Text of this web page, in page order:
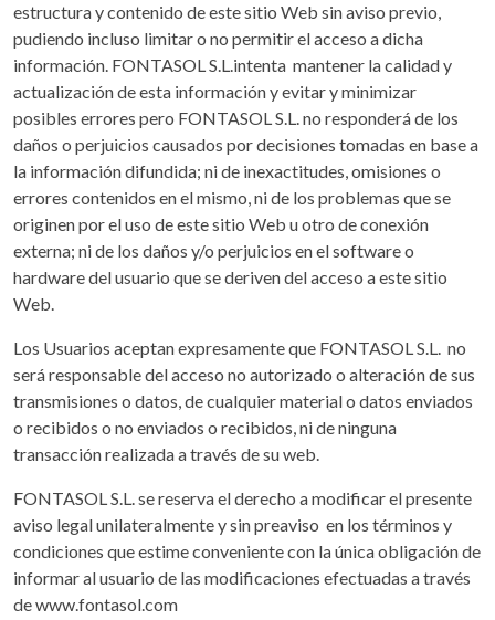
estructura y contenido de este sitio Web sin aviso previo,
pudiendo incluso limitar o no permitir el acceso a dicha
información. FONTASOL S.L.intenta mantener la calidad y
actualización de esta información y evitar y minimizar
posibles errores pero FONTASOL S.L. no responderá de los
daños o perjuicios causados por decisiones tomadas en base a
la información difundida; ni de inexactitudes, omisiones o
errores contenidos en el mismo, ni de los problemas que se
originen por el uso de este sitio Web u otro de conexión
externa; ni de los daños y/o perjuicios en el software o
hardware del usuario que se deriven del acceso a este sitio
Web.
Los Usuarios aceptan expresamente que FONTASOL S.L. no
será responsable del acceso no autorizado o alteración de sus
transmisiones o datos, de cualquier material o datos enviados
o recibidos o no enviados o recibidos, ni de ninguna
transacción realizada a través de su web.
FONTASOL S.L. se reserva el derecho a modificar el presente
aviso legal unilateralmente y sin preaviso en los términos y
condiciones que estime conveniente con la única obligación de
informar al usuario de las modificaciones efectuadas a través
de www.fontasol.com